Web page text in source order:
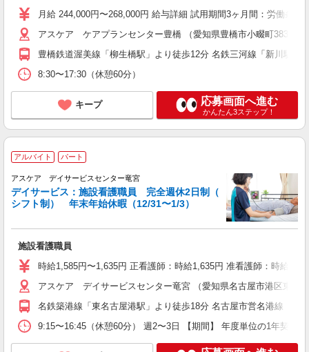
月給 244,000円〜268,000円 給与詳細 試用期間3ヶ月間：労働条
アスケア ケアプランセンター豊橋 （愛知県豊橋市小畷町383番地
豊橋鉄道渥美線「柳生橋駅」より徒歩12分 名鉄三河線「新川駅」
8:30〜17:30（休憩60分）
キープ 応募画面へ進む
かんたん3ステップ！
アルバイト パート
アスケア デイサービスセンター竜宮
デイサービス：施設看護職員 完全週休2日制（
シフト制） 年末年始休暇（12/31〜1/3）
施設看護職員
時給1,585円〜1,635円 正看護師：時給1,635円 准看護師：時給
アスケア デイサービスセンター竜宮 （愛知県名古屋市港区東築
名鉄築港線「東名古屋港駅」より徒歩18分 名古屋市営名港線「築
9:15〜16:45（休憩60分） 週2〜3日 【期間】 年度単位の1年契約